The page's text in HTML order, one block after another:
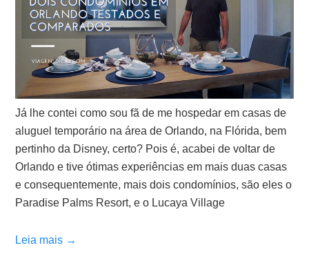
Já lhe contei como sou fã de me hospedar em casas de
aluguel temporário na área de Orlando, na Flórida, bem
pertinho da Disney, certo? Pois é, acabei de voltar de
Orlando e tive ótimas experiências em mais duas casas
e consequentemente, mais dois condomínios, são eles o
Paradise Palms Resort, e o Lucaya Village
Leia mais →